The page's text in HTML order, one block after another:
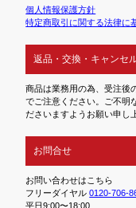
個人情報保護方針
特定商取引に関する法律に
返品・交換・キャンセ
商品は業務用の為、受注後
でご注意ください。ご不明
ださいますようお願い申し
お問合せ
お問い合わせはこちら
フリーダイヤル0120-706-
平日9:00〜18:00